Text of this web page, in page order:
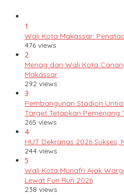
1
Wali Kota Makassar:
476 views
2
Menag dan Wali Kota
Makassar
292 views
3
Pembangunan Stadion
Target Tetapkan Pemenang
265 views
4
HUT Dekranas 2026
244 views
5
Wali Kota Munafri Ajak
Lewat Fun Run 2026
238 views